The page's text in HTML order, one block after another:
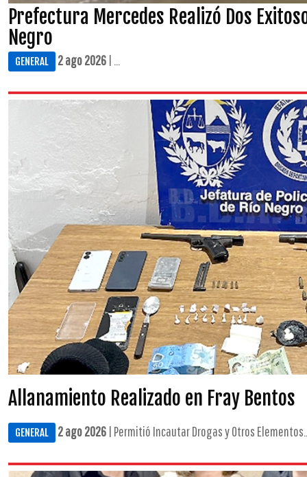
Prefectura Mercedes Realizó Dos
Negro
GENERAL 2 ago 2026 | ...
Allanamiento Realizado en Fray Bentos
GENERAL 2 ago 2026 | Permitió Incautar Drogas y Otros